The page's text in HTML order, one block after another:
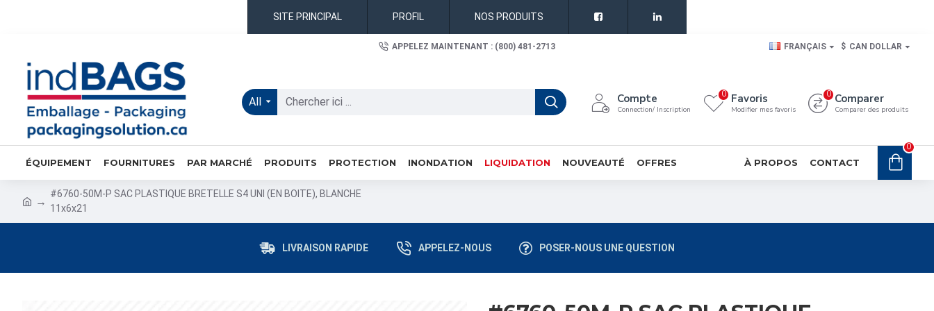
SITE PRINCIPAL PROFIL NOS PRODUITS
APPELEZ MAINTENANT : (800) 481-2713 FRANÇAIS $ CAN DOLLAR
All Compte
Connection/ Inscription
Favoris
Modifier mes favoris
0 Comparer
Comparer des produits
0
ÉQUIPEMENT FOURNITURES PAR MARCHÉ PRODUITS PROTECTION INONDATION LIQUIDATION NOUVEAUTÉ OFFRES À PROPOS CONTACT
0
#6760-50M-P SAC PLASTIQUE BRETELLE S4 UNI (EN BOITE), BLANCHE
11x6x21
LIVRAISON RAPIDE APPELEZ-NOUS POSER-NOUS UNE QUESTION